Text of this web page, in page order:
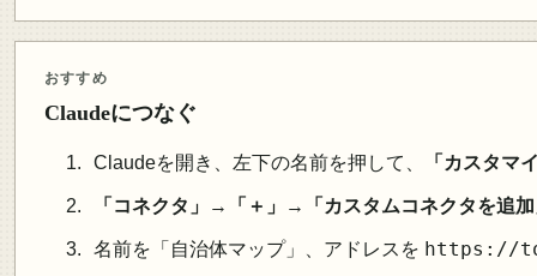
おすすめ
Claudeにつなぐ
Claudeを開き、左下の名前を押して、 「カスタマ
「コネクタ」 → 「＋」 → 「カスタムコネクタを追
名前を「自治体マップ」、アドレスを https://